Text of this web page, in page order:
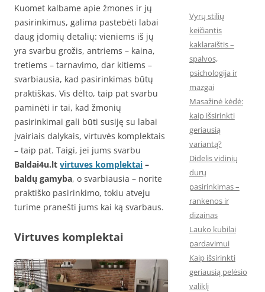
Kuomet kalbame apie žmones ir jų
pasirinkimus, galima pastebėti labai
daug įdomių detalių: vieniems iš jų
yra svarbu grožis, antriems – kaina,
tretiems – tarnavimo, dar kitiems –
svarbiausia, kad pasirinkimas būtų
praktiškas. Vis dėlto, taip pat svarbu
paminėti ir tai, kad žmonių
pasirinkimai gali būti susiję su labai
įvairiais dalykais, virtuvės komplektais
– taip pat. Taigi, jei jums svarbu
Baldai4u.lt virtuves komplektai –
baldų gamyba, o svarbiausia – norite
praktiško pasirinkimo, tokiu atveju
turime pranešti jums kai ką svarbaus.
Virtuves komplektai
Vyrų stilių
keičiantis
kaklaraištis –
spalvos,
psichologija ir
mazgai
Masažinė kėdė:
kaip išsirinkti
geriausią
variantą?
Didelis vidinių
durų
pasirinkimas –
rankenos ir
dizainas
Lauko kubilai
pardavimui
Kaip išsirinkti
geriausią pelėsio
valiklį